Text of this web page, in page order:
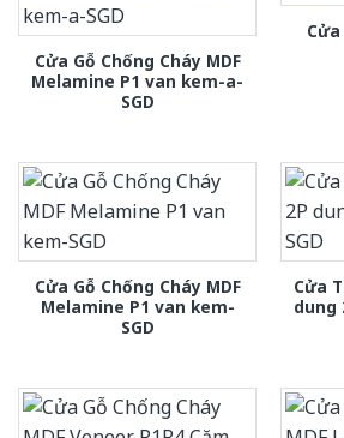
Cửa Gỗ Chống Cháy MDF
Melamine P1 van kem-a-
SGD
Cửa Gỗ Chống Cháy MDF
Melamine P1 van kem-
SGD
Cửa
dung